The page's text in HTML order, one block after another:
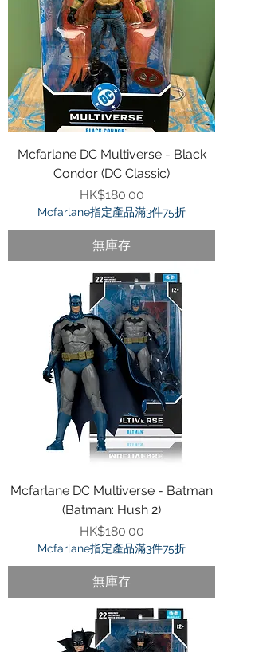
Mcfarlane DC Multiverse - Black
Condor (DC Classic)
價格
HK$180.00
Mcfarlane指定產品滿3件75折
無庫存
Mcfarlane DC Multiverse - Batman
(Batman: Hush 2)
價格
HK$180.00
Mcfarlane指定產品滿3件75折
無庫存